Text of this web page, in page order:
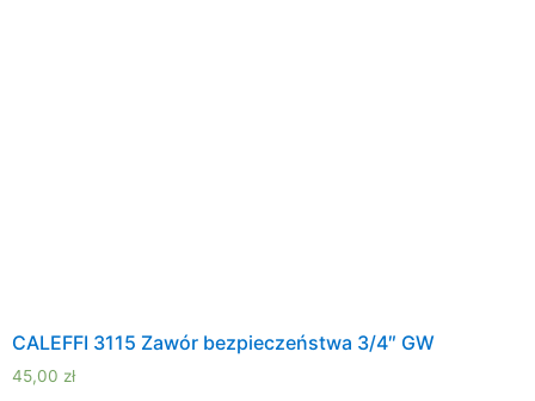
CALEFFI 3115 Zawór bezpieczeństwa 3/4″ GW
45,00 zł